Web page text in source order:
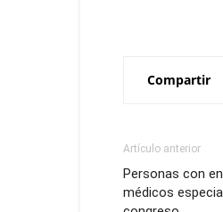
Compartir
Artículo anterior
Personas con
médicos